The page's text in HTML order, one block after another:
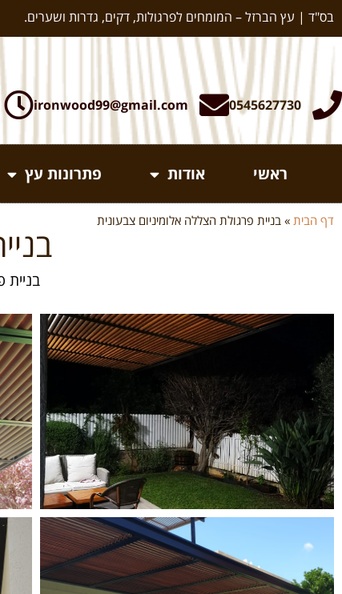
בס"ד | עץ הברזל – המומחים לפרגולות, דקים, גדרות ושערים.
0545627730
ironwood99@gmail.com
ראשי אודות פתרונות עץ
דף הבית » בניית פרגולת הצללה אלומיניום צבעונית
בניית